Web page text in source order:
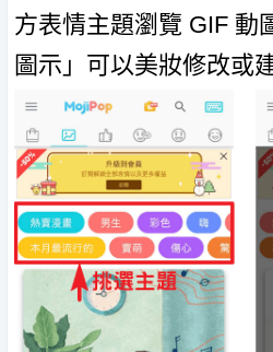
方表情主題瀏覽 GIF 動
圖示」可以美妝修改或